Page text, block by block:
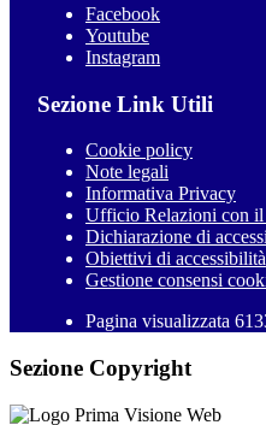
Facebook
Youtube
Instagram
Sezione Link Utili
Cookie policy
Note legali
Informativa Privacy
Ufficio Relazioni con
Dichiarazione di
Obiettivi di accessibilità
Gestione consensi
Pagina visualizzata
Sezione Copyright